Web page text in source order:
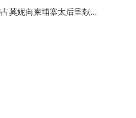
柬埔寨首相夫人碧占莫妮向柬埔寨太后呈献世界女童军“卓越领袖奖”